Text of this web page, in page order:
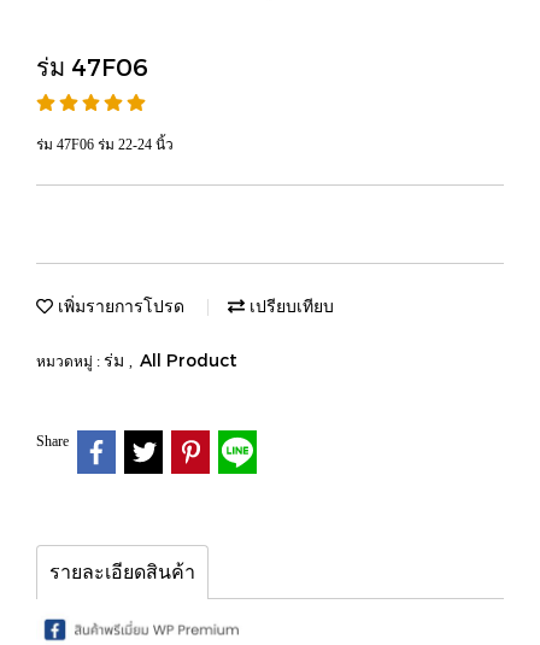
ร่ม 47F06
ร่ม 47F06 ร่ม 22-24 นิ้ว
เพิ่มรายการโปรด เปรียบเทียบ
หมวดหมู่ : ร่ม , All Product
Share
รายละเอียดสินค้า